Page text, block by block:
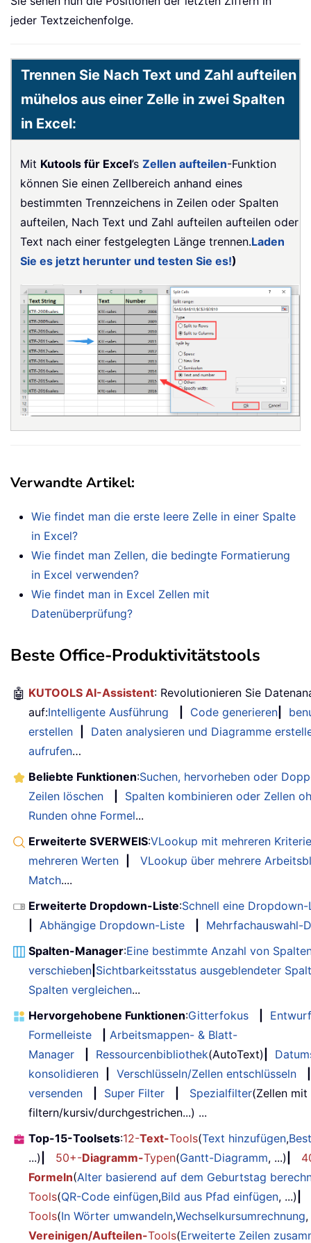
jeder Textzeichenfolge.
Trennen Sie Nach Text und Zahl aufteilen
mühelos aus einer Zelle in zwei Spalten
in Excel:
Mit Kutools für Excel’s Zellen aufteilen-Funktion
können Sie einen Zellbereich anhand eines
bestimmten Trennzeichens in Zeilen oder Spalten
aufteilen, Nach Text und Zahl aufteilen aufteilen oder
Text nach einer festgelegten Länge trennen.Laden
Sie es jetzt herunter und testen Sie es!)
Verwandte Artikel:
Wie findet man die erste leere Zelle in einer Spalte
in Excel?
Wie findet man Zellen, die bedingte Formatierung
in Excel verwenden?
Wie findet man in Excel Zellen mit
Datenüberprüfung?
Beste Office-Produktivitätstools
🤖 KUTOOLS AI-Assistent: Revolutionieren Sie
auf:Intelligente Ausführung Code generieren
erstellen
Daten analysieren und Diagramme
aufrufen…
Beliebte Funktionen:Suchen, hervorheben oder
Zeilen löschen
Spalten kombinieren oder Zellen
Runden ohne Formel...
Erweiterte SVERWEIS:VLookup mit mehreren
mehreren Werten
VLookup über mehrere
Match....
Erweiterte Dropdown-Liste:Schnell eine
Abhängige Dropdown-Liste
Mehrfachauswahl-
Spalten-Manager:Eine bestimmte Anzahl von
verschieben Sichtbarkeitsstatus ausgeblendeter
Spalten vergleichen...
Hervorgehobene Funktionen:Gitterfokus
Entwurf
Formelleiste
Arbeitsmappen- & Blatt-
Manager
Ressourcenbibliothek(AutoText)
konsolidieren
Verschlüsseln/Zellen entschlüsseln
versenden
Super Filter Spezialfilter(Zellen
filtern/kursiv/durchgestrichen...) ...
Top-15-Toolsets:12-Text-Tools(Text hinzufügen,
...)
50+-Diagramm-Typen(Gantt-Diagramm, ...)
Formeln(Alter basierend auf dem Geburtstag
Tools(QR-Code einfügen,Bild aus Pfad einfügen, ...)
Tools(In Wörter umwandeln,Wechselkursumrechnung
Vereinigen/Aufteilen-Tools(Erweiterte Zeilen